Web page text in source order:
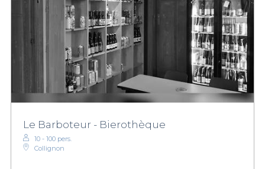
Le Barboteur - Bierothèque
10 - 100 pers.
Collignon